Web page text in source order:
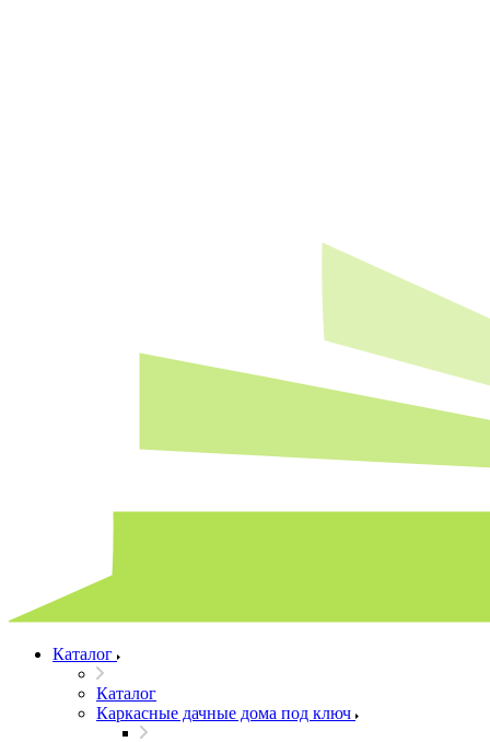
Каталог
Каталог
Каркасные дачные дома под ключ